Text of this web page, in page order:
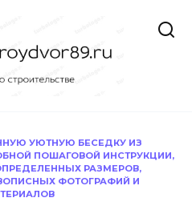
УЮТНУЮ БЕСЕДКУ ИЗ
ПОШАГОВОЙ ИНСТРУКЦИИ,
РАЗМЕРОВ,
ФОТОГРАФИЙ И